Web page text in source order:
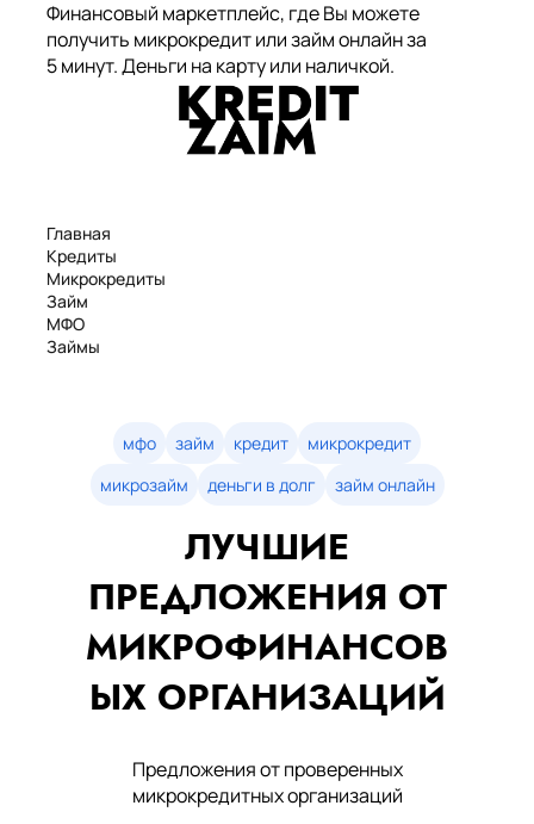
Финансовый маркетплейс, где Вы можете
получить микрокредит или займ онлайн за
5 минут. Деньги на карту или наличкой.
Главная
Кредиты
Микрокредиты
Займ
МФО
Займы
Займы онлайн
Денежные кредиты
мфо займ кредит
микрокредит
микрозайм
деньги в долг займ онлайн
ЛУЧШИЕ
ПРЕДЛОЖЕНИЯ ОТ
МИКРОФИНАНСОВ
ЫХ ОРГАНИЗАЦИЙ
Предложения от проверенных
микрокредитных организаций